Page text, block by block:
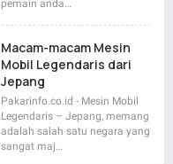
pemain anda…
Macam-macam Mesin
Mobil Legendaris dari
Jepang
Pakarinfo.co.id - Mesin Mobil
Legendaris – Jepang, memang
adalah salah satu negara yang
sangat maj…